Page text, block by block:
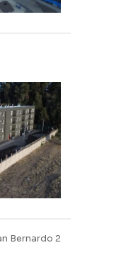
Bernardo 2